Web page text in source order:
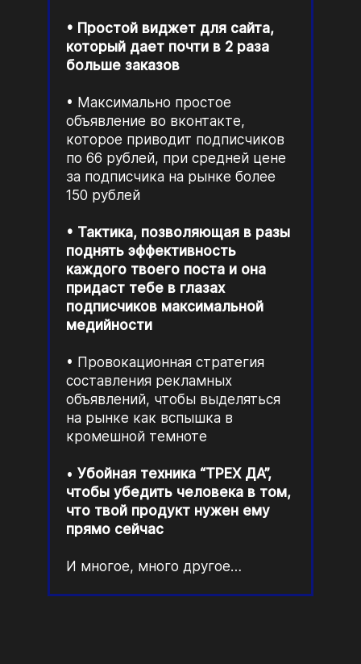
Простой виджет для сайта,
который дает почти в 2 раза
больше заказов
Максимально простое
объявление во вконтакте,
которое приводит подписчиков
по 66 рублей, при средней цене
за подписчика на рынке более
150 рублей
Тактика, позволяющая в разы
поднять эффективность
каждого твоего поста и она
придаст тебе в глазах
подписчиков максимальной
медийности
Провокационная стратегия
составления рекламных
объявлений, чтобы выделяться
на рынке как вспышка в
кромешной темноте
Убойная техника “ТРЕХ ДА”,
чтобы убедить человека в том,
что твой продукт нужен ему
прямо сейчас
И многое, много другое…